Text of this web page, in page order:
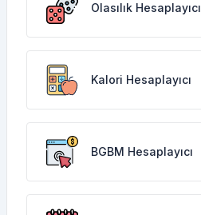
Olasılık Hesaplayıcı
Kalori Hesaplayıcı
BGBM Hesaplayıcı